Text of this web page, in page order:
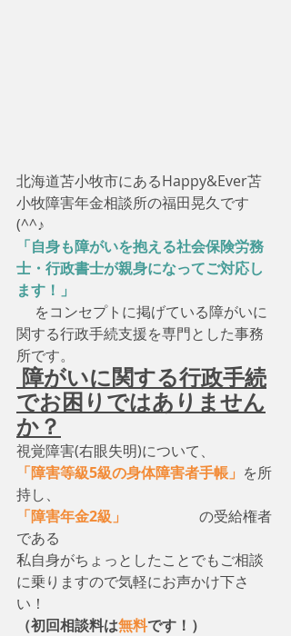
北海道苫小牧市にあるHappy&Ever苫
小牧障害年金相談所の福田晃久です
(^^♪
「自身も障がいを抱える社会保険労務
士・行政書士が親身になってご対応し
ます！」
関する行政手続支援を専門とした事務
所です。
でお困りではありません
か？
視覚障害(右眼失明)について、
「障害等級5級の身体障害者手帳」 を所
持し、
「障害年金2級」
の受給権者
である
私自身がちょっとしたことでもご相談
に乗りますので気軽にお声かけ下さ
い！
（初回相談料は無料です！）